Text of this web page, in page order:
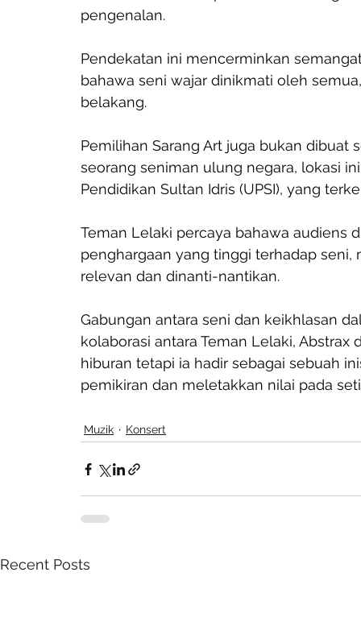
pengenalan.
Pendekatan ini mencerminkan
bahawa seni wajar dinikmati oleh
belakang.
Pemilihan Sarang Art juga bukan dibuat
seorang seniman ulung negara, lokasi
Pendidikan Sultan Idris (UPSI), yang
Teman Lelaki percaya bahawa audiens
penghargaan yang tinggi terhadap
relevan dan dinanti-nantikan.
Gabungan antara seni dan keikhlasan
kolaborasi antara Teman Lelaki,
hiburan tetapi ia hadir sebagai sebuah
pemikiran dan meletakkan nilai pada
Muzik Konsert
Recent Posts